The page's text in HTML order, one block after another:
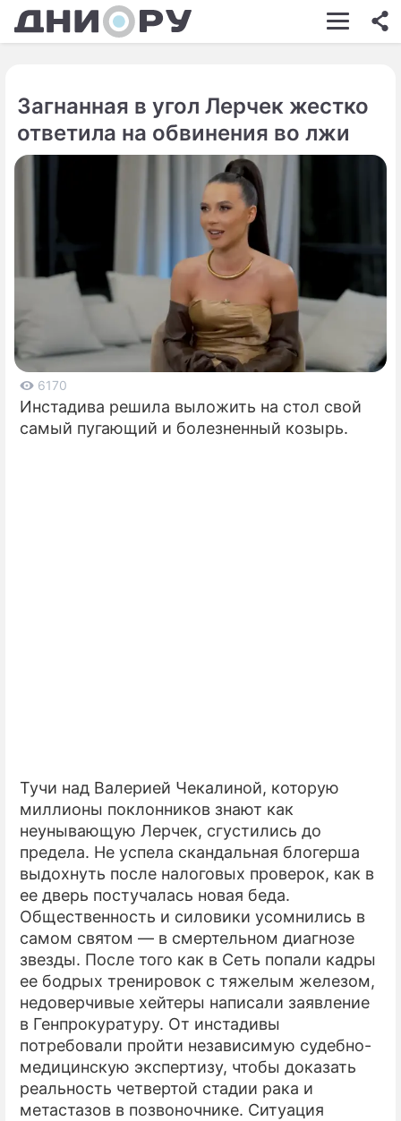
ШОУ-БИЗНЕС
КИНО
ЗДОРОВЬЕ
ЭКОНОМИКА
ПРОИСШЕСТВИЯ
СОННИК
СТИЛЬ ЖИЗНИ
СЕРИАЛЫ
ИГРЫ
ПРЕСС-РЕЛИЗЫ
Загнанная в угол Лерчек жестко
ответила на обвинения во лжи
6170
Инстадива решила выложить на стол свой
самый пугающий и болезненный козырь.
Тучи над Валерией Чекалиной, которую
миллионы поклонников знают как
неунывающую Лерчек, сгустились до
предела. Не успела скандальная блогерша
выдохнуть после налоговых проверок, как в
ее дверь постучалась новая беда.
Общественность и силовики усомнились в
самом святом — в смертельном диагнозе
звезды. После того как в Сеть попали кадры
ее бодрых тренировок с тяжелым железом,
недоверчивые хейтеры написали заявление
в Генпрокуратуру. От инстадивы
потребовали пройти независимую судебно-
медицинскую экспертизу, чтобы доказать
реальность четвертой стадии рака и
метастазов в позвоночнике. Ситуация